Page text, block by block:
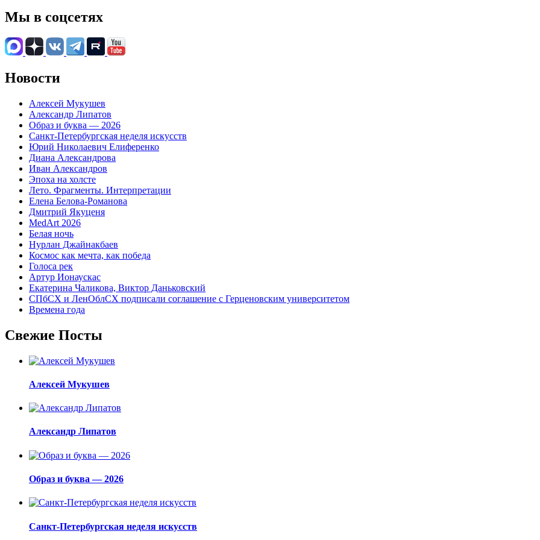
Мы в соцсетях
Новости
Алексей Мукушев
Александр Липатов
Образ и буква — 2026
Санкт-Петербургская неделя искусств
Юрий Николаевич Елиференко
Диана Александрова
Иван Александров
Эпоха на холсте
Лето. Фрагменты. Интерпретации
Елена Белова-Романова
Дмитрий Якуценя
MedArt 2026
Белая ночь
Нурлан Джайнакбаев
Космос как мечта, как победа
Голоса рек
Артур Ионаускас
Екатерина Чаликова, Виктор Даньковский
СПбСХ и ЛенОблСХ подписали соглашение с Герценовским университетом
Времена года
Свежие Посты
Алексей Мукушев
Александр Липатов
Образ и буква — 2026
Санкт-Петербургская неделя искусств